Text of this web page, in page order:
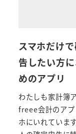
スマホだけ
告したい方
めのアプリ
わたしも家計簿
freee会計のアプ
ホにいれていま